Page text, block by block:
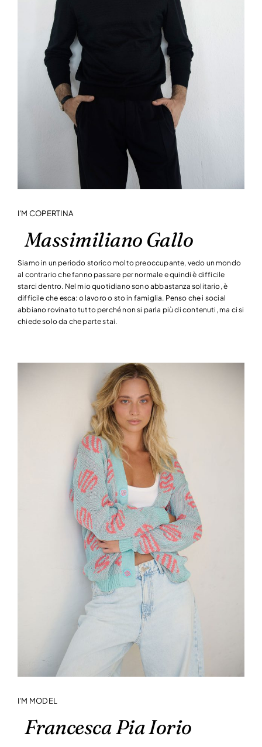
I'M COPERTINA
Massimiliano Gallo
Siamo in un periodo storico molto preoccupante, vedo un mondo
al contrario che fanno passare per normale e quindi è difficile
starci dentro. Nel mio quotidiano sono abbastanza solitario, è
difficile che esca: o lavoro o sto in famiglia. Penso che i social
abbiano rovinato tutto perché non si parla più di contenuti, ma ci si
chiede solo da che parte stai.
I'M MODEL
Francesca Pia Iorio